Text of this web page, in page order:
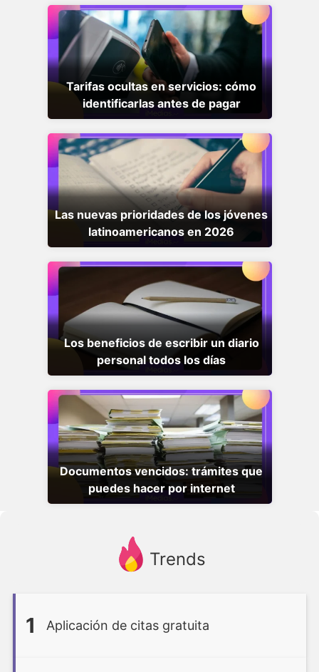
Tarifas ocultas en servicios: cómo
identificarlas antes de pagar
Las nuevas prioridades de los jóvenes
latinoamericanos en 2026
Los beneficios de escribir un diario
personal todos los días
Documentos vencidos: trámites que
puedes hacer por internet
Trends
1 Aplicación de citas gratuita